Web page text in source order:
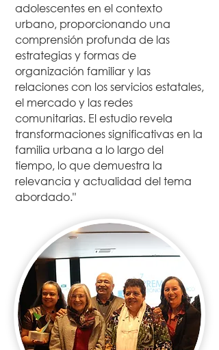
adolescentes en el contexto
urbano, proporcionando una
comprensión profunda de las
estrategias y formas de
organización familiar y las
relaciones con los servicios estatales,
el mercado y las redes
comunitarias. El estudio revela
transformaciones significativas en la
familia urbana a lo largo del
tiempo, lo que demuestra la
relevancia y actualidad del tema
abordado."